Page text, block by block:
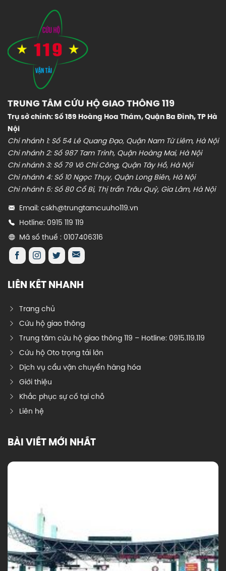
TRUNG TÂM CỨU HỘ GIAO THÔNG 119
Trụ sở chính: Số 189 Hoàng Hoa Thám, Quận Ba Đình, TP Hà
Nội
Chi nhánh 1: Số 54 Lê Quang Đạo, Quận Nam Từ Liêm, Hà Nội
Chi nhánh 2: Số 987 Tam Trinh, Quận Hoàng Mai, Hà Nội
Chi nhánh 3: Số 79 Võ Chí Công, Quận Tây Hồ, Hà Nội
Chi nhánh 4: Số 10 Ngọc Thụy, Quận Long Biên, Hà Nội
Chi nhánh 5: Số 80 Cổ Bi, Thị trấn Trâu Quỳ, Gia Lâm, Hà Nội
Email: cskh@trungtamcuuho119.vn
Hotline: 0915 119 119
Mã số thuế : 0107406316
LIÊN KẾT NHANH
Trang chủ
Cứu hộ giao thông
Trung tâm cứu hộ giao thông 119 – Hotline: 0915.119.119
Cứu hộ Oto trọng tải lớn
Dịch vụ cẩu vận chuyển hàng hóa
Giới thiệu
Khắc phục sự cố tại chỗ
Liên hệ
BÀI VIẾT MỚI NHẤT